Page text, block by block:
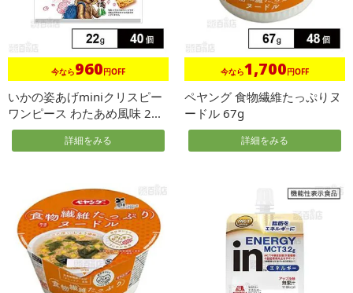
今なら960円OFF
いかの姿あげminiクリスピー
ワンピース わたあめ風味 2...
詳細をみる
今なら1,700円OFF
ペヤング 食物繊維たっぷりヌ
ードル 67g
詳細をみる